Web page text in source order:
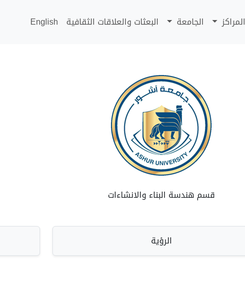
المراكز الجامعة البعثات والعلاقات الثقافية English
قسم هندسة البناء والانشاءات
الرؤية